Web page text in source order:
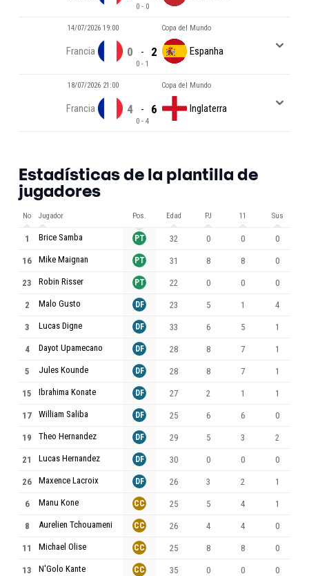
0 - 0
14/07/2026 19:00 Copa del Mundo
Francia 0 - 2
0 - 1
Espanha
18/07/2026 21:00 Copa del Mundo
Francia 4 - 6
0 - 4
Inglaterra
Estadísticas de la plantilla de
jugadores
No Jugador
1 Brice Samba
16 Mike Maignan
23 Robin Risser
2 Malo Gusto
3 Lucas Digne
4 Dayot Upamecano
5 Jules Kounde
15 Ibrahima Konate
17 William Saliba
19 Theo Hernandez
21 Lucas Hernandez
26 Maxence Lacroix
6 Manu Kone
8 Aurelien Tchouameni
11 Michael Olise
13 N'Golo Kante
Pos. Edad PJ 11 Sus
PT 32 0 0 0
PT 31 8 8 0
PT 22 0 0 0
DF 23 5 1 4
DF 33 6 5 1
DF 28 8 7 1
DF 28 8 7 1
DF 27 2 1 1
DF 25 6 6 0
DF 29 5 3 2
DF 30 0 0 0
DF 26 3 2 1
CC 25 5 4 1
CC 26 4 4 0
CC 25 8 8 0
CC 35 0 0 0